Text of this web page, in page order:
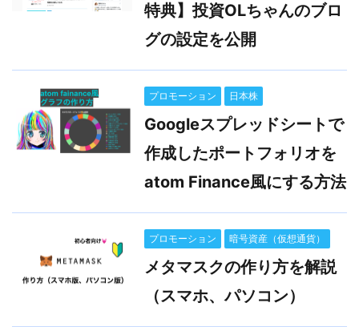
特典】投資OLちゃんのブロ
グの設定を公開
プロモーション 日本株
Googleスプレッドシートで
作成したポートフォリオを
atom Finance風にする方法
プロモーション 暗号資産（仮想通貨）
メタマスクの作り方を解説
（スマホ、パソコン）